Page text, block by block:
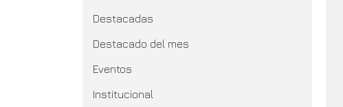
Destacadas
Destacado del mes
Eventos
Institucional